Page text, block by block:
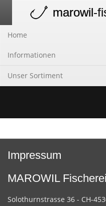
navigation
marowil-
Home
Informationen
Unser Sortiment
Impressum
MAROWIL
Solothurnstrasse 36 - CH-